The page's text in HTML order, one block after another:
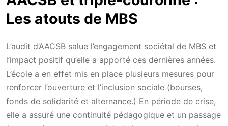
Les atouts de MBS
L’audit d’AACSB salue l’engagement sociétal de MBS et
l’impact positif qu’elle a apporté ces dernières années.
L’école a en effet mis en place plusieurs mesures pour
renforcer l’ouverture et l’inclusion sociale (bourses,
fonds de solidarité et alternance.) En période de crise,
elle a assuré une continuité pédagogique et un passage